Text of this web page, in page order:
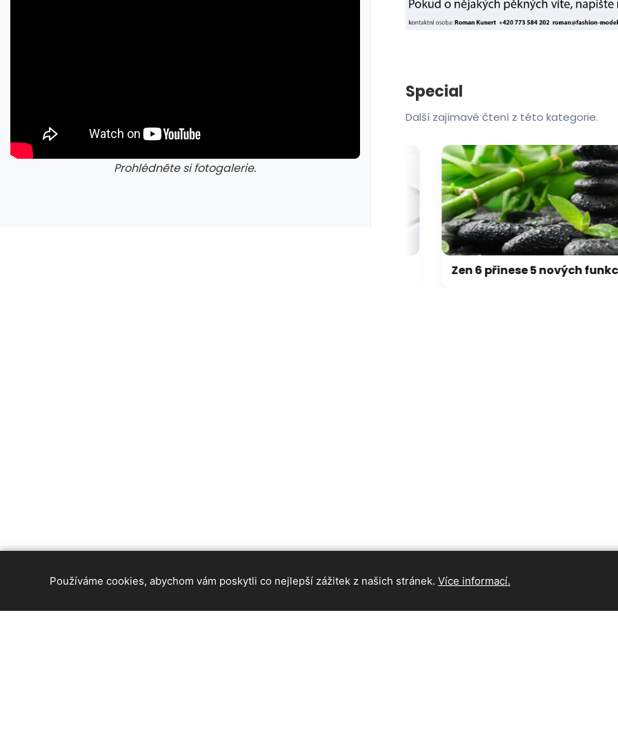
Prohlédněte si fotogalerie.
galerie: cviky
Special
Další zajímavé čtení z této kategorie.
Zen 6 přinese 5 nových funkcí pro vyšší stabilitu výkonu, nejen herního
Používáme cookies, abychom vám poskytli co nejlepší zážitek z našich stránek. Více informací.